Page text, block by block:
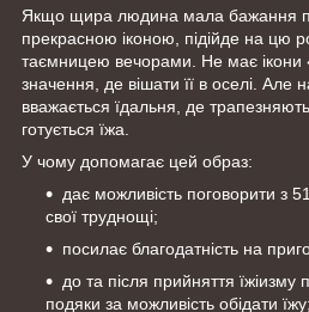
Якщо щира людина мала бажання
прекрасною іконою, підійде на цю
таємницею вечорами. Не має ікони
значення, де вішати її в оселі. Але
вважається їдальня, де
готується їжа.
У чому допомагає цей образ:
дає можливість поговорити з
свої труднощі;
посилає благодатність на
до та після прийняття їжіизму
подяки за можливість обідати їжу;